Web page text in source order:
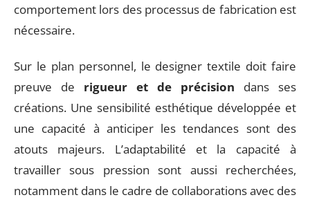
comportement lors des processus de fabrication est
nécessaire.
Sur le plan personnel, le designer textile doit faire
preuve de rigueur et de précision dans ses
créations. Une sensibilité esthétique développée et
une capacité à anticiper les tendances sont des
atouts majeurs. L’adaptabilité et la capacité à
travailler sous pression sont aussi recherchées,
notamment dans le cadre de collaborations avec des